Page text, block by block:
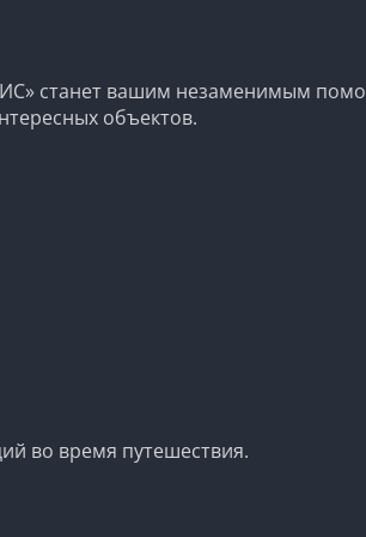
станет вашим незаменимым
объектов.
во время путешествия.